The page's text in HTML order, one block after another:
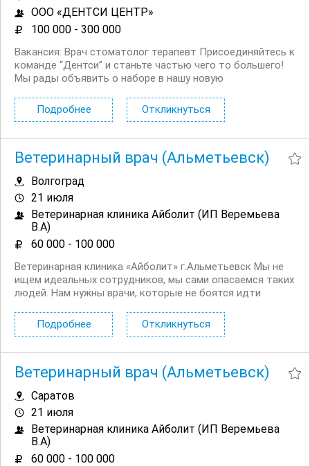
ООО «ДЕНТСИ ЦЕНТР»
100 000 - 300 000
Вакансия: Врач стоматолог терапевт Присоединяйтесь к
команде “Дентси” и станьте частью чего то большего!
Мы рады объявить о наборе в нашу новую
сердце Москвы. Если вы ищете возможность
реализовать свой потенциал, работать...
Подробнее Откликнуться
Ветеринарный врач (Альметьевск)
Волгоград
21 июля
Ветеринарная клиника Айболит (ИП Веремьева
В.А)
60 000 - 100 000
Ветеринарная клиника «Айболит» г.Альметьевск Мы не
ищем идеальных сотрудников, мы сами опасаемся таких
людей. Нам нужны врачи, которые не боятся идти
которые готовы признавать свои ошибки и разбирать их
вместе с нами. Врачи, которые...
Подробнее Откликнуться
Ветеринарный врач (Альметьевск)
Саратов
21 июля
Ветеринарная клиника Айболит (ИП Веремьева
В.А)
60 000 - 100 000